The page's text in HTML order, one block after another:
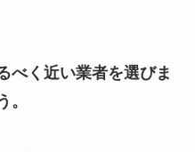
べく近い業者を選びま
。